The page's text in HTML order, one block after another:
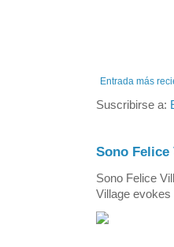
Entrada más
Suscribirse a:
Sono Felice
Sono Felice
Village evokes